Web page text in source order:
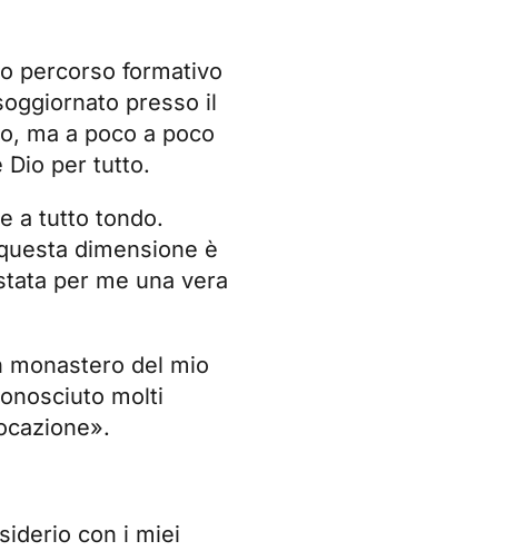
percorso formativo
presso il
ma a poco a poco
Dio per tutto.
a tutto tondo.
dimensione è
per me una vera
monastero del mio
molti
con i miei